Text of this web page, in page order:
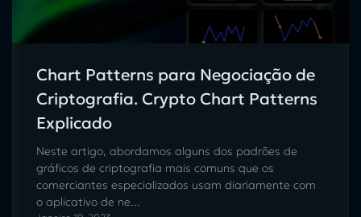
Chart Patterns para Negociação de
Criptografia. Crypto Chart Patterns
Explicado
Neste artigo, abordamos alguns dos padrões de
gráficos de criptografia mais comuns que os
comerciantes especializados usam diariamente com
o aplicativo de ne...